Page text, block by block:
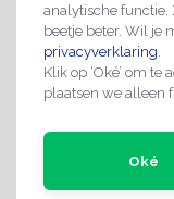
analytische functie.
beetje beter. Wil je
privacyverklaring.
Klik op ‘Oké’ om te
plaatsen we alleen
Oké
Hier waken wij,
voor camera
€2,99
2-4 werkdagen